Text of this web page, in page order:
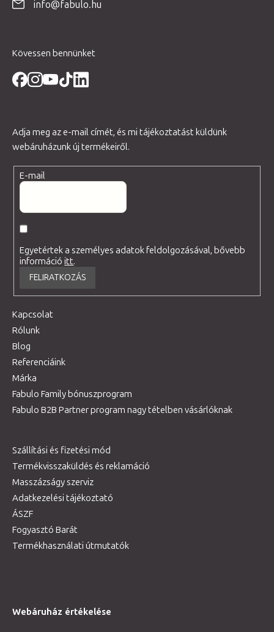
info@fabulo.hu
Kövessen bennünket
Adja meg az e-mail címét, és mi tájékoztatást küldünk
webáruházunk új termékeiről.
E-mail
Egyetértek a személyes adatok feldolgozásával, bővebb
információitt.
FELIRATKOZÁS
Kapcsolat
Rólunk
Blog
Referenciáink
Márka
Fabulo Family bónuszprogram
Fabulo B2B Partner program nagy tételben vásárlóknak
Szállítási és fizetési mód
Termékvisszaküldés és reklamáció
Masszázságy szerviz
Adatkezelési tájékoztató
ÁSZF
Fogyasztó Barát
Termékhasználati útmutatók
Webáruház értékelése